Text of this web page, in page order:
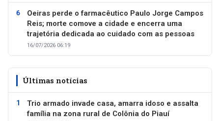
Oeiras perde o farmacêutico Paulo Jorge Campos
Reis; morte comove a cidade e encerra uma
trajetória dedicada ao cuidado com as pessoas
16/07/2026 06:19
Últimas notícias
Trio armado invade casa, amarra idoso e assalta
família na zona rural de Colônia do Piauí